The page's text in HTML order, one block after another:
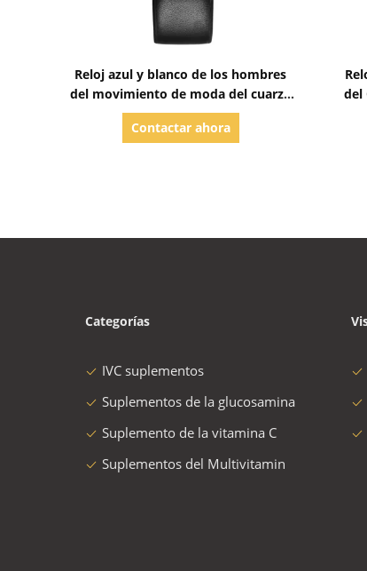
Reloj azul y blanco de los hombres
del movimiento de moda del cuarzo
WJ-6494 del cuero del reloj de la Wal-
alegría de la suposición de alta
Contactar ahora
del
Categorías
IVC suplementos
Suplementos de la glucosamina
Suplemento de la vitamina C
Suplementos del Multivitamin